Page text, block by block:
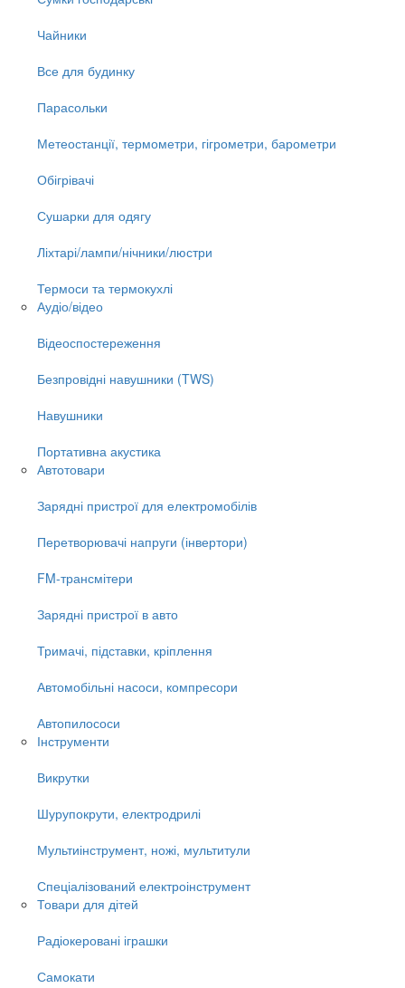
Чайники
Все для будинку
Парасольки
Метеостанції, термометри, гігрометри, барометри
Обігрівачі
Сушарки для одягу
Ліхтарі/лампи/нічники/люстри
Термоси та термокухлі
Аудіо/відео
Відеоспостереження
Безпровідні навушники (TWS)
Навушники
Портативна акустика
Автотовари
Зарядні пристрої для електромобілів
Перетворювачі напруги (інвертори)
FM-трансмітери
Зарядні пристрої в авто
Тримачі, підставки, кріплення
Автомобільні насоси, компресори
Автопилососи
Інструменти
Викрутки
Шурупокрути, електродрилі
Мультиінструмент, ножі, мультитули
Спеціалізований електроінструмент
Товари для дітей
Радіокеровані іграшки
Самокати